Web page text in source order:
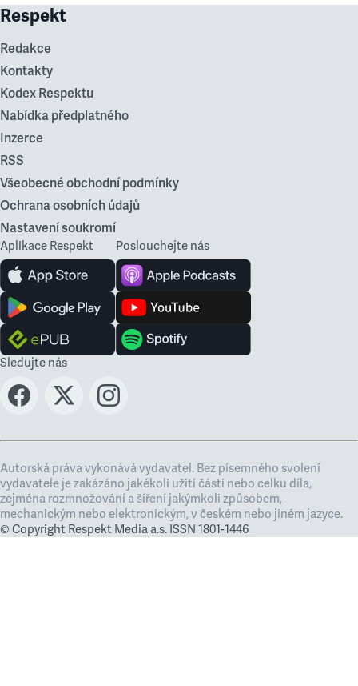
Respekt
Redakce
Kontakty
Kodex Respektu
Nabídka předplatného
Inzerce
RSS
Všeobecné obchodní podmínky
Ochrana osobních údajů
Nastavení soukromí
Aplikace Respekt Poslouchejte nás
Sledujte nás
Autorská práva vykonává vydavatel. Bez písemného svolení
vydavatele je zakázáno jakékoli užití částí nebo celku díla,
zejména rozmnožování a šíření jakýmkoli způsobem,
mechanickým nebo elektronickým, v českém nebo jiném jazyce.
© Copyright Respekt Media a.s. ISSN 1801-1446